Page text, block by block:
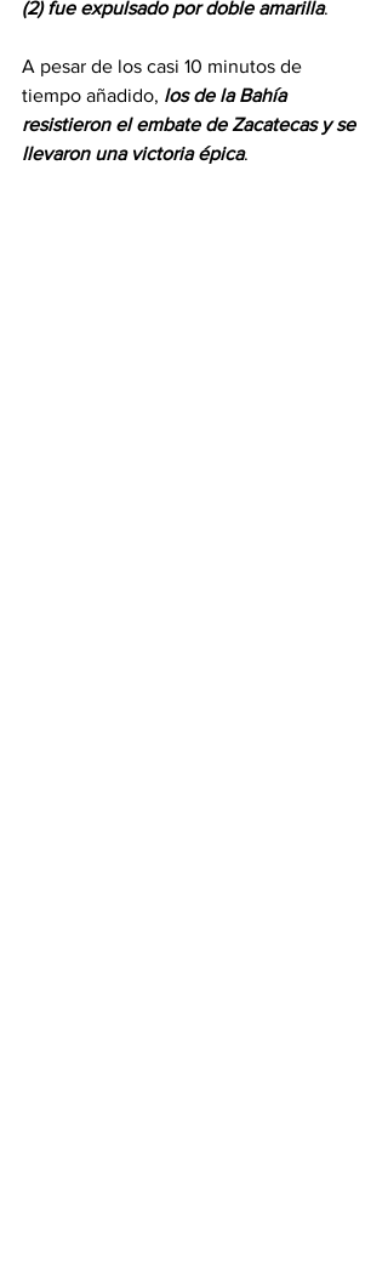
(2) fue expulsado por doble amarilla.
A pesar de los casi 10 minutos de
tiempo añadido, los de la Bahía
resistieron el embate de Zacatecas y se
llevaron una victoria épica.